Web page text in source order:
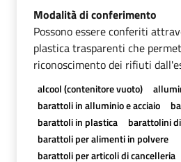
Modalità di conferimento
Possono essere conferiti
plastica trasparenti che
riconoscimento dei rifiuti
alcool (contenitore vuoto)
barattoli in alluminio e acciaio
barattoli in plastica
barattolini
barattoli per alimenti in polvere
barattoli per articoli di cancelleria